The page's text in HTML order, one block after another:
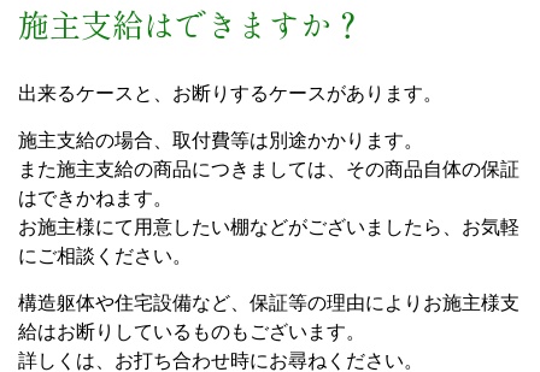
施主支給はできますか？
出来るケースと、お断りするケースがあります。
施主支給の場合、取付費等は別途かかります。
また施主支給の商品につきましては、その商品自体の保証
はできかねます。
お施主様にて用意したい棚などがございましたら、お気軽
にご相談ください。
構造躯体や住宅設備など、保証等の理由によりお施主様支
給はお断りしているものもございます。
詳しくは、お打ち合わせ時にお尋ねください。